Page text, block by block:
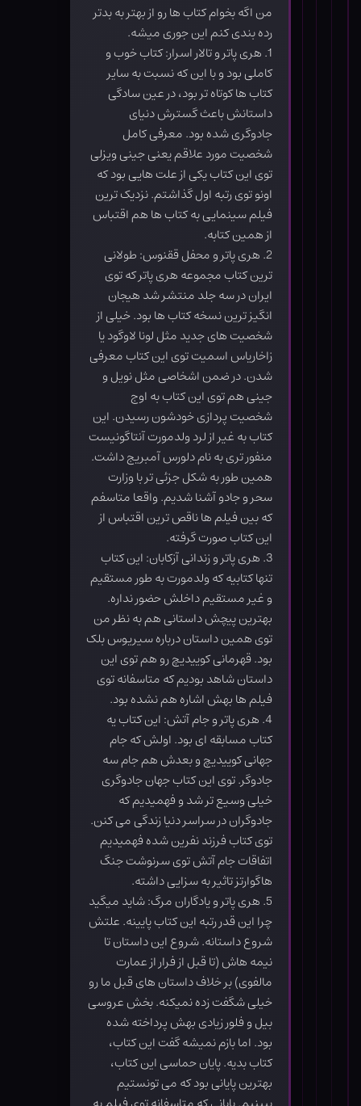
من اگه بخوام کتاب ها رو از بهتر به بدتر
رده بندی کنم این جوری میشه.
1. هری پاتر و تالار اسرار: کتاب خوب و
کاملی بود و با این که نسبت به سایر
کتاب ها کوتاه تر بود، در عین سادگی
داستانش باعث گسترش دنیای
جادوگری شده بود. معرفی کامل
شخصیت مورد علاقم یعنی جینی ویزلی
توی این کتاب یکی از علت هایی بود که
اونو توی رتبه اول گذاشتم. نزدیک ترین
فیلم سینمایی به کتاب ها هم اقتباس
از همین کتابه.
2. هری پاتر و محفل ققنوس: طولانی
ترین کتاب مجموعه هری پاتر که توی
ایران در سه جلد منتشر شد هیجان
انگیز ترین نسخه کتاب ها بود. خیلی از
شخصیت های جدید مثل لونا لاوگود یا
زاخاریاس اسمیت توی این کتاب معرفی
شدن. در ضمن اشخاصی مثل نویل و
جینی هم توی این کتاب به اوج
شخصیت پردازی خودشون رسیدن. این
کتاب به غیر از لرد ولدمورت آنتاگونیست
منفور تری به نام دلورس آمبریج داشت.
همین طور به شکل جزئی تر با وزارت
سحر و جادو آشنا شدیم. واقعا متاسفم
که بین فیلم ها ناقص ترین اقتباس از
این کتاب صورت گرفته.
3. هری پاتر و زندانی آزکابان: این کتاب
تنها کتابیه که ولدمورت به طور مستقیم
و غیر مستقیم داخلش حضور نداره.
بهترین پیچش داستانی هم به نظر من
توی همین داستان درباره سیریوس بلک
بود. قهرمانی کوییدیچ رو هم توی این
داستان شاهد بودیم که متاسفانه توی
فیلم ها بهش اشاره هم نشده بود.
4. هری پاتر و جام آتش: این کتاب یه
کتاب مسابقه ای بود. اولش که جام
جهانی کوییدیچ و بعدش هم جام سه
جادوگر. توی این کتاب جهان جادوگری
خیلی وسیع تر شد و فهمیدیم که
جادوگران در سراسر دنیا زندگی می کنن.
توی کتاب فرزند نفرین شده فهمیدیم
اتفاقات جام آتش توی سرنوشت جنگ
هاگوارتز تاثیر به سزایی داشته.
5. هری پاتر و یادگاران مرگ: شاید میگید
چرا این قدر رتبه این کتاب پایینه. علتش
شروع داستانه. شروع این داستان تا
نیمه هاش (تا قبل از فرار از عمارت
مالفوی) بر خلاف داستان های قبل ما رو
خیلی شگفت زده نمیکنه. بخش عروسی
بیل و فلور زیادی بهش پرداخته شده
بود. اما بازم نمیشه گفت این کتاب،
کتاب بدیه. پایان حماسی این کتاب،
بهترین پایانی بود که می تونستیم